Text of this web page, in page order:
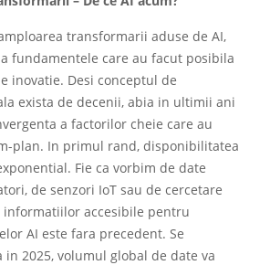
transformarii aduse de AI,
fundamentele care au facut posibila
inovatie. Desi conceptul de
exista de decenii, abia in ultimii ani
a factorilor cheie care au
plan. In primul rand, disponibilitatea
Fie ca vorbim de date
de senzori IoT sau de cercetare
accesibile pentru
AI este fara precedent. Se
in 2025, volumul global de date va